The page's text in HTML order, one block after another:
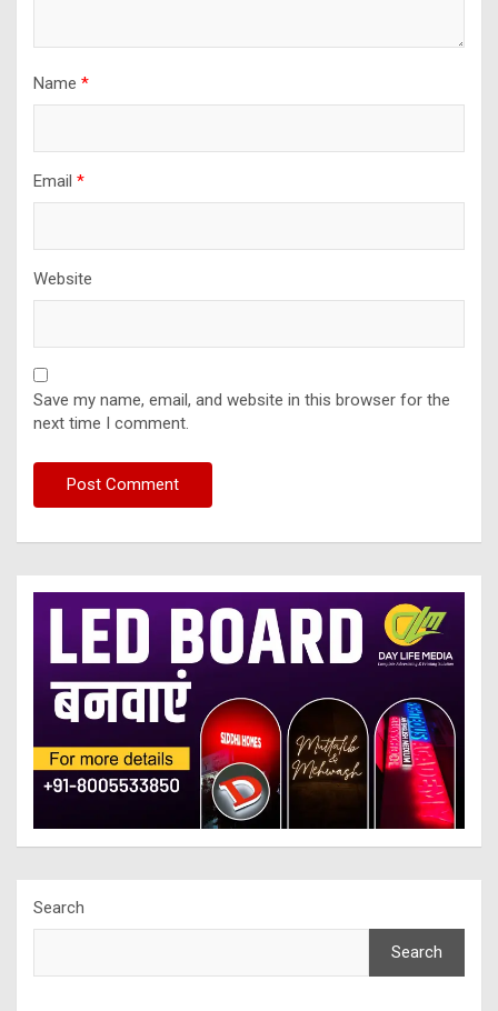
Name *
Email *
Website
Save my name, email, and website in this browser for the
next time I comment.
Search
Search